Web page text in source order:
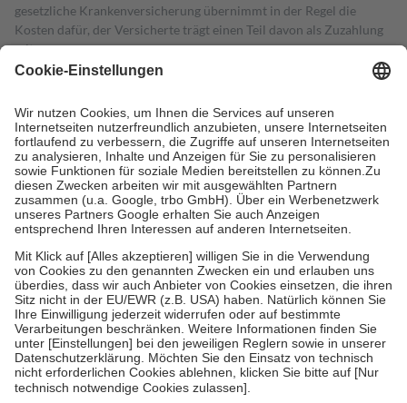
gesetzliche Krankenversicherung übernimmt in der Regel die
Kosten dafür, der Versicherte trägt einen Teil davon als Zuzahlung
mit.
Grundsätzlich leisten Mitglieder Zuzahlungen in Höhe von zehn
höchstens zehn Euro.
Es sind jedoch nie mehr als die tatsächlichen
Kosten der Leistung zu entrichten.
Diese Regeln gelten grundsätzlich auch für Online-Apotheken.
Bei Heilmitteln und häuslicher Krankenpflege beträgt die
Zuzahlung zehn Prozent der Kosten sowie zehn Euro je
Verordnung.
Um das Engagement der Versicherten für ihre eigene Gesundheit zu
stärken und die besondere Stellung der Familie zu unterstützen,
fallenkeine Zuzahlungenan bei:
• Kindern und Jugendlichen bis zum vollendeten 18. Lebensjahr
mit Ausnahme der Fahrkosten
• Untersuchungen zur Vorsorge und Früherkennung, die von der
GKV getragen werden
• empfohlenen Schutzimpfungen
• Harn- und Blutteststreifen